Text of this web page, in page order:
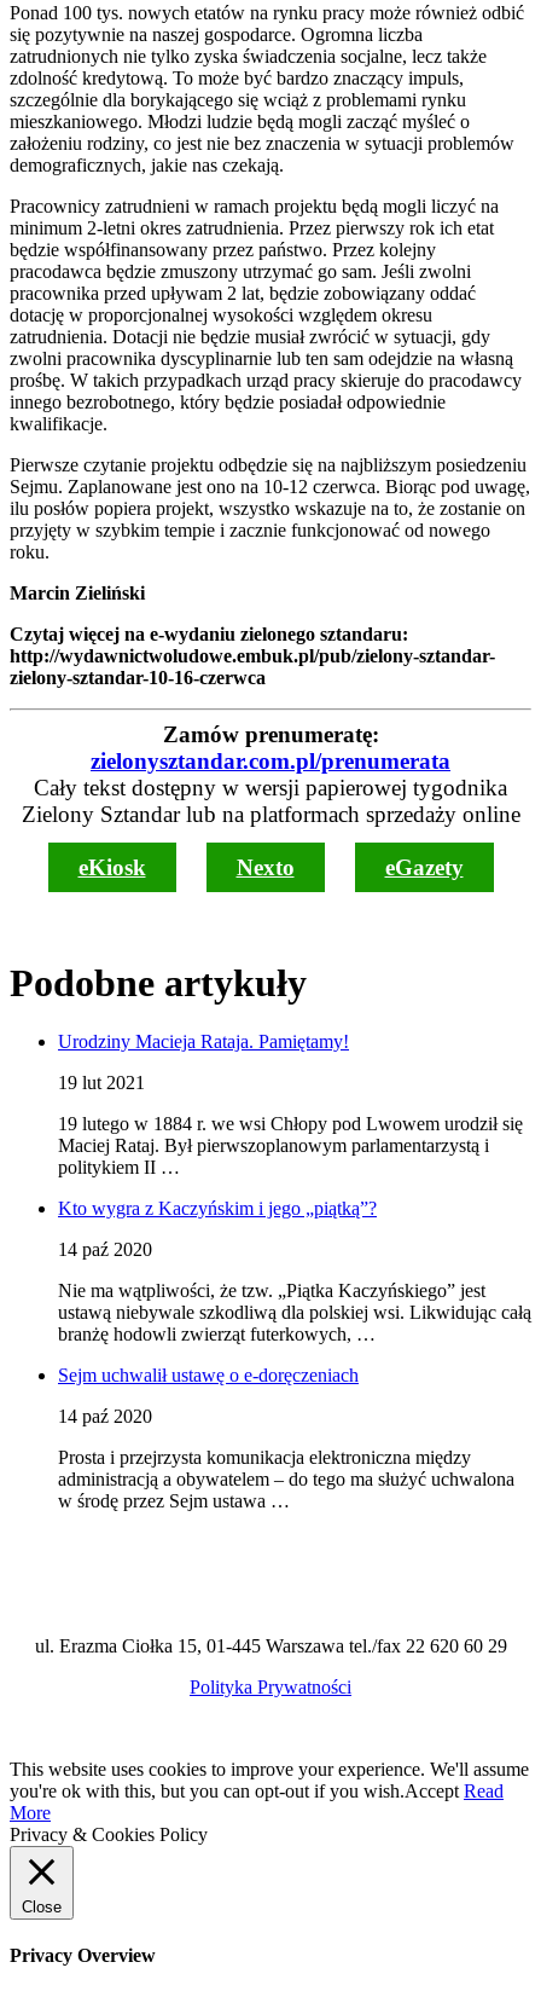
Ponad 100 tys. nowych etatów na rynku pracy może również odbić
się pozytywnie na naszej gospodarce. Ogromna liczba
zatrudnionych nie tylko zyska świadczenia socjalne, lecz także
zdolność kredytową. To może być bardzo znaczący impuls,
szczególnie dla borykającego się wciąż z problemami rynku
mieszkaniowego. Młodzi ludzie będą mogli zacząć myśleć o
założeniu rodziny, co jest nie bez znaczenia w sytuacji problemów
demograficznych, jakie nas czekają.
Pracownicy zatrudnieni w ramach projektu będą mogli liczyć na
minimum 2-letni okres zatrudnienia. Przez pierwszy rok ich etat
będzie współfinansowany przez państwo. Przez kolejny
pracodawca będzie zmuszony utrzymać go sam. Jeśli zwolni
pracownika przed upływam 2 lat, będzie zobowiązany oddać
dotację w proporcjonalnej wysokości względem okresu
zatrudnienia. Dotacji nie będzie musiał zwrócić w sytuacji, gdy
zwolni pracownika dyscyplinarnie lub ten sam odejdzie na własną
prośbę. W takich przypadkach urząd pracy skieruje do pracodawcy
innego bezrobotnego, który będzie posiadał odpowiednie
kwalifikacje.
Pierwsze czytanie projektu odbędzie się na najbliższym posiedzeniu
Sejmu. Zaplanowane jest ono na 10-12 czerwca. Biorąc pod uwagę,
ilu posłów popiera projekt, wszystko wskazuje na to, że zostanie on
przyjęty w szybkim tempie i zacznie funkcjonować od nowego
roku.
Marcin Zieliński
Czytaj więcej na e-wydaniu zielonego sztandaru:
http://wydawnictwoludowe.embuk.pl/pub/zielony-sztandar-
zielony-sztandar-10-16-czerwca
Zamów prenumeratę:
zielonysztandar.com.pl/prenumerata
Cały tekst dostępny w wersji papierowej tygodnika
Zielony Sztandar lub na platformach sprzedaży online
eKiosk Nexto eGazety
Podobne artykuły
Urodziny Macieja Rataja. Pamiętamy!
19 lut 2021
19 lutego w 1884 r. we wsi Chłopy pod Lwowem urodził się
Maciej Rataj. Był pierwszoplanowym parlamentarzystą i
politykiem II …
Kto wygra z Kaczyńskim i jego „piątką”?
14 paź 2020
Nie ma wątpliwości, że tzw. „Piątka Kaczyńskiego” jest
ustawą niebywale szkodliwą dla polskiej wsi. Likwidując całą
branżę hodowli zwierząt futerkowych, …
Sejm uchwalił ustawę o e-doręczeniach
14 paź 2020
Prosta i przejrzysta komunikacja elektroniczna między
administracją a obywatelem – do tego ma służyć uchwalona
w środę przez Sejm ustawa …
ul. Erazma Ciołka 15, 01-445 Warszawa tel./fax 22 620 60 29
Polityka Prywatności
This website uses cookies to improve your experience. We'll assume
you're ok with this, but you can opt-out if you wish.Accept Read
More
Privacy & Cookies Policy
Close
Privacy Overview